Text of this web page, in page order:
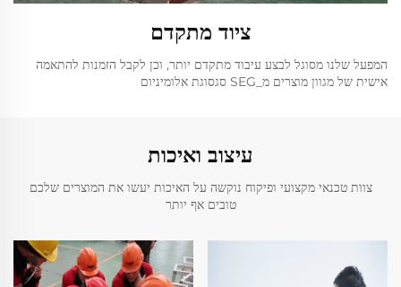
ציוד מתקדם
המפעל שלנו מסוגל לבצע עיבוד מתקדם יותר, וכן לקבל הזמנות להתאמה
אישית של מגוון מוצרים מ_SEG סגסוגת אלומיניום
עיצוב ואיכות
צוות טכנאי מקצועי ופיקוח נוקשה על האיכות יעשו את המוצרים שלכם
טובים אף יותר